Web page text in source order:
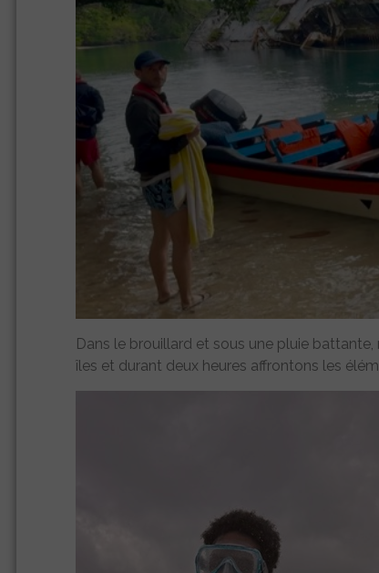
Dans le brouillard et sous une pluie
îles et durant deux heures affrontons les